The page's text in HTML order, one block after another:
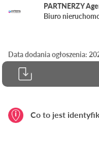
Co to jest
PARTNERZY
Biuro
Data dodania ogłoszenia: